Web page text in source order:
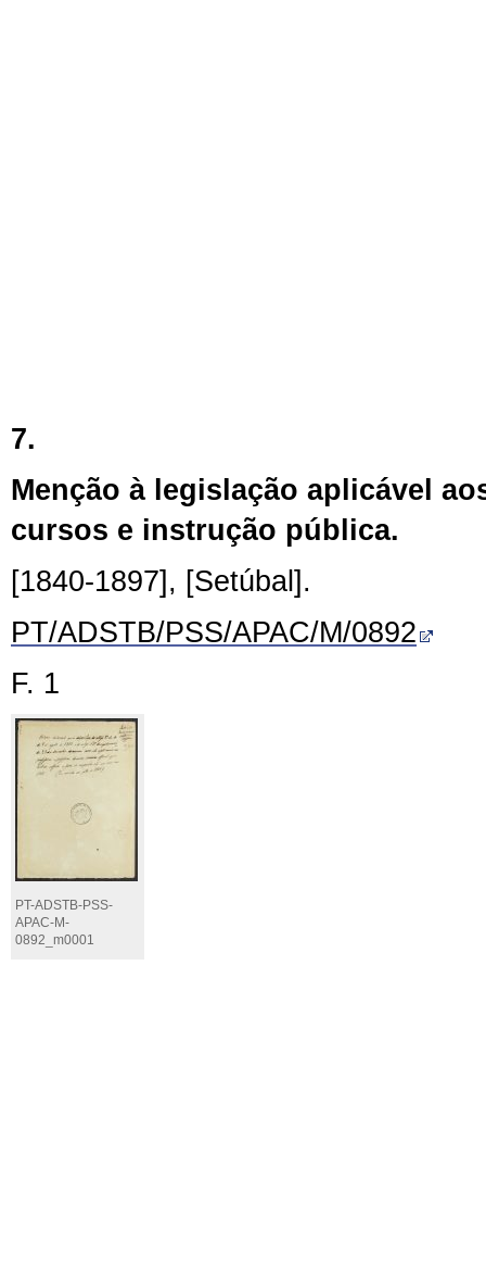
7.
Menção à legislação aplicável
cursos e instrução pública.
[1840-1897], [Setúbal].
PT/ADSTB/PSS/APAC/M/0892
F. 1
PT-ADSTB-PSS-
APAC-M-
0892_m0001